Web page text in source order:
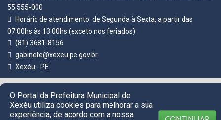
55.555-000
Horário de atendimento: de Segunda à Sexta, a partir das
07:00hs às 13:00hs (exceto nos feriados)
(81) 3681-8156
gabinete@xexeu.pe.gov.br
Xexéu - PE
direitos reservados
O Portal da Prefeitura Municipal de
Xexéu utiliza cookies para melhorar a sua
experiência, de acordo com a nossa